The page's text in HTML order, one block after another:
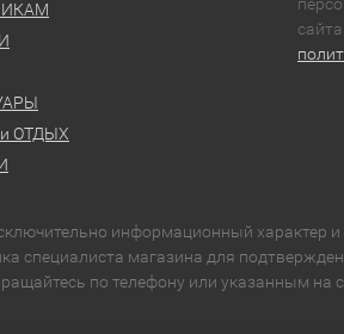
ОТДЫХ
информационный характер
специалиста магазина для
по телефону или указанным на